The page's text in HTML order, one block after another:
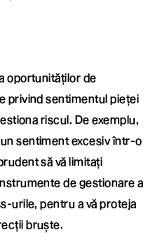
oportunităților de
privind sentimentul pieței
riscul. De exemplu,
sentiment excesiv într-o
să vă limitați
de gestionare a
urile, pentru a vă proteja
bruște.